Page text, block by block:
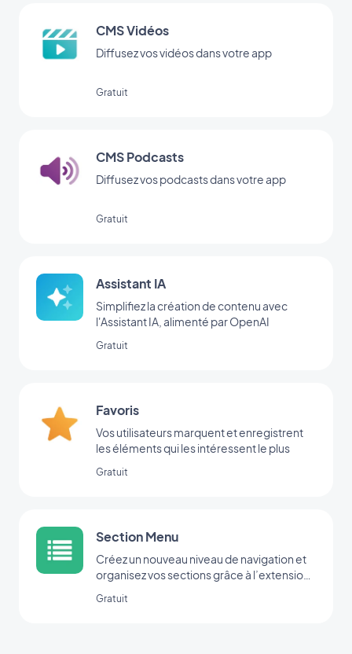
CMS Vidéos
Diffusez vos vidéos dans votre app
Gratuit
CMS Podcasts
Diffusez vos podcasts dans votre app
Gratuit
Assistant IA
Simplifiez la création de contenu avec
l'Assistant IA, alimenté par OpenAI
Gratuit
Favoris
Vos utilisateurs marquent et enregistrent
les éléments qui les intéressent le plus
Gratuit
Section Menu
Créez un nouveau niveau de navigation et
organisez vos sections grâce à l’extension
Gratuit